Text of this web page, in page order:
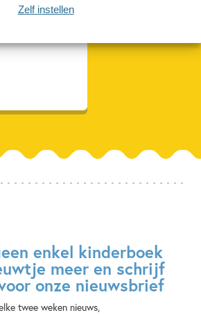
Zelf instellen
enkel kinderboek
meer en schrijf
onze nieuwsbrief
twee weken nieuws,